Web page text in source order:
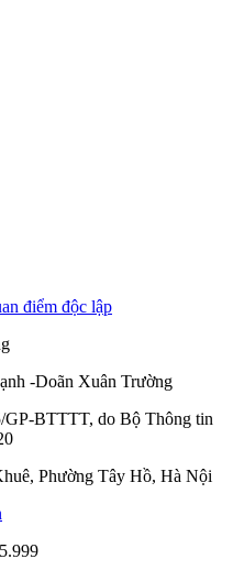
điểm độc lập
-Doãn Xuân Trường
GP-BTTTT, do Bộ Thông tin
Phường Tây Hồ, Hà Nội